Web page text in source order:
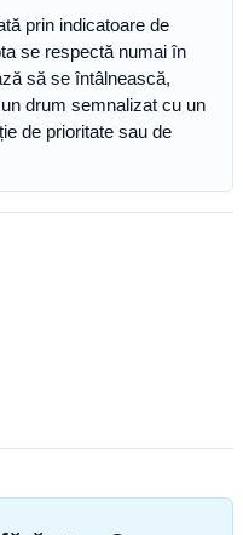
prin indicatoare de
se respectă numai în
să se întâlnească,
drum semnalizat cu un
de prioritate sau de